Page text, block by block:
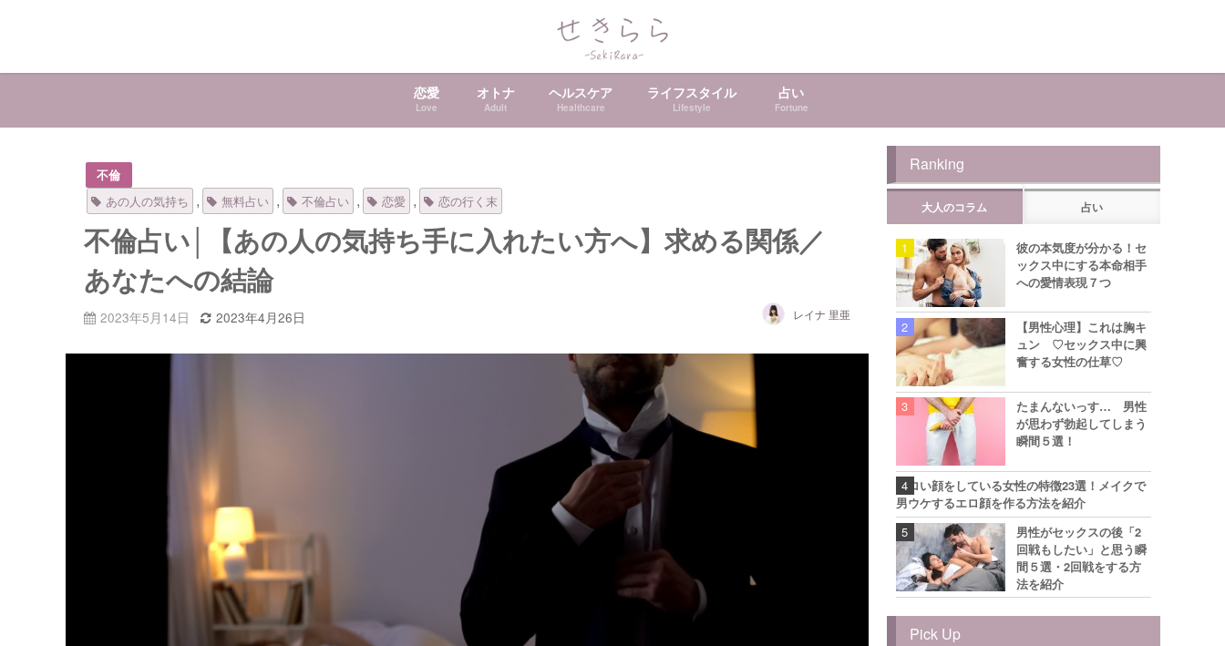
恋愛
Love
オトナ
Adult
ヘルスケア
Healthcare
ライフスタイル
Lifestyle
占い
Fortune
不倫
あの人の気持ち , 無料占い , 不倫占い , 恋愛 , 恋の行く末
不倫占い│【あの人の気持ち手に入れたい方へ】求める関係／
あなたへの結論
2023年5月14日 2023年4月26日 レイナ 里亜
Ranking
大人のコラム 占い
彼の本気度が分かる！セ
ックス中にする本命相手
への愛情表現７つ
【男性心理】これは胸キ
ュン ♡セックス中に興
奮する女性の仕草♡
たまんないっす… 男性
が思わず勃起してしまう
瞬間５選！
エロい顔をしている女性の特徴23選！メイクで
男ウケするエロ顔を作る方法を紹介
男性がセックスの後「2
回戦もしたい」と思う瞬
間５選・2回戦をする方
法を紹介
Pick Up